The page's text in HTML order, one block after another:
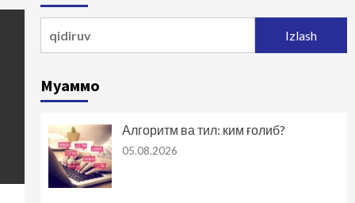
Муаммо
Алгоритм ва тил: ким ғолиб?
05.08.2026